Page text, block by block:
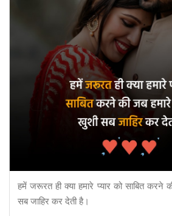
हमें जरूरत ही क्या हमारे प्यार को साबित करने
सब जाहिर कर देती है।